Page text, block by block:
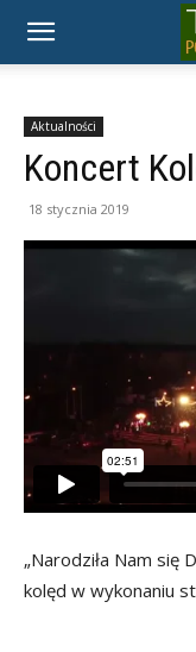
TELEWIZJA
NISKO
Aktualności
Koncert
18 stycznia 2019
„Narodziła Nam się
kolęd w wykonaniu